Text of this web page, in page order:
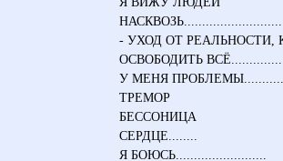
- УХОД ОТ РЕАЛЬНОСТИ,
ОСВОБОДИТЬ
У МЕНЯ
ТРЕМОР
БЕССОНИЦА
СЕРДЦЕ........
Я БОЮСЬ.........................